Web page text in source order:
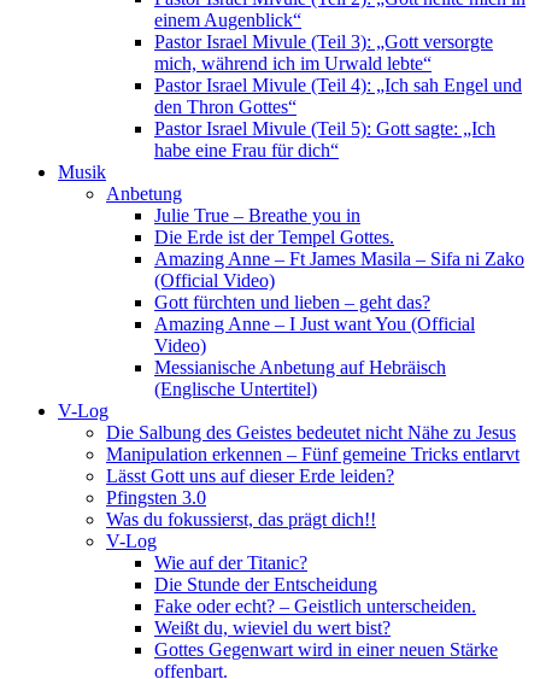
einem Augenblick“
Pastor Israel Mivule (Teil 3): „Gott versorgte
mich, während ich im Urwald lebte“
Pastor Israel Mivule (Teil 4): „Ich sah Engel und
den Thron Gottes“
Pastor Israel Mivule (Teil 5): Gott sagte: „Ich
habe eine Frau für dich“
Musik
Anbetung
Julie True – Breathe you in
Die Erde ist der Tempel Gottes.
Amazing Anne – Ft James Masila – Sifa ni Zako
(Official Video)
Gott fürchten und lieben – geht das?
Amazing Anne – I Just want You (Official
Video)
Messianische Anbetung auf Hebräisch
(Englische Untertitel)
V-Log
Die Salbung des Geistes bedeutet nicht Nähe zu Jesus
Manipulation erkennen – Fünf gemeine Tricks entlarvt
Lässt Gott uns auf dieser Erde leiden?
Pfingsten 3.0
Was du fokussierst, das prägt dich!!
V-Log
Wie auf der Titanic?
Die Stunde der Entscheidung
Fake oder echt? – Geistlich unterscheiden.
Weißt du, wieviel du wert bist?
Gottes Gegenwart wird in einer neuen Stärke
offenbart.